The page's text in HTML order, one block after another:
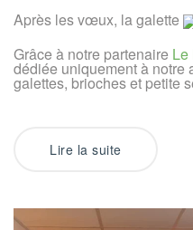
Après les vœux, la galette
Grâce à notre partenaire Le
dédiée uniquement à notre
galettes, brioches et petite
Lire la suite